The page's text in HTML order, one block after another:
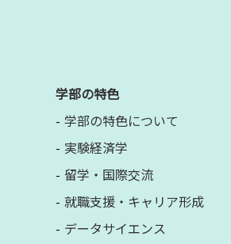
学部の特色
学部の特色について
実験経済学
留学・国際交流
就職支援・キャリア形成
データサイエンス